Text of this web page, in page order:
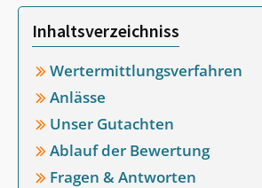
Inhaltsverzeichniss
Wertermittlungsverfahren
Anlässe
Unser Gutachten
Ablauf der Bewertung
Fragen & Antworten